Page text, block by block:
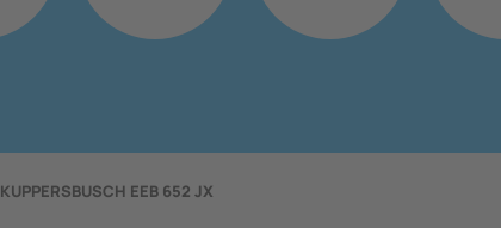
KUPPERSBUSCH EEB 652 JX